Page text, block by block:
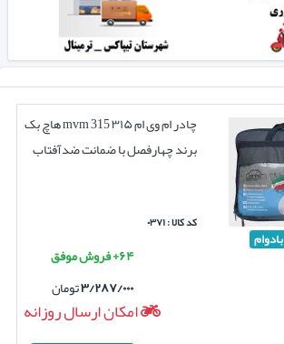
بادوام
چادر ام وی ام ۳۱۵ mvm 315 هاچ بک
برند چهارفصل با ضمانت ضدآفتاب
کد کالا : ۰۳۷۱
۶۴+ فروش موفق
۳/۲۸۷/۰۰۰تومان
امکان ارسال روزانه